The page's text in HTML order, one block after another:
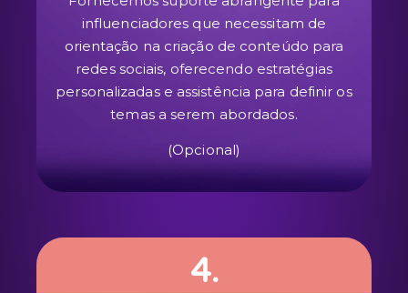
influenciadores que necessitam de
orientação na criação de conteúdo para
redes sociais, oferecendo estratégias
personalizadas e assistência para definir os
temas a serem abordados.
(Opcional)
4.